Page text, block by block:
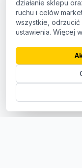
działanie sklepu
ruchu i celów
wszystkie,
ustawienia. Więcej w